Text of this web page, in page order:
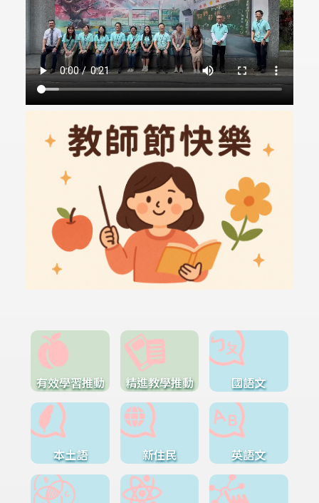
有效學習推動 精進教學推動 國語文
本土語 新住民 英語文